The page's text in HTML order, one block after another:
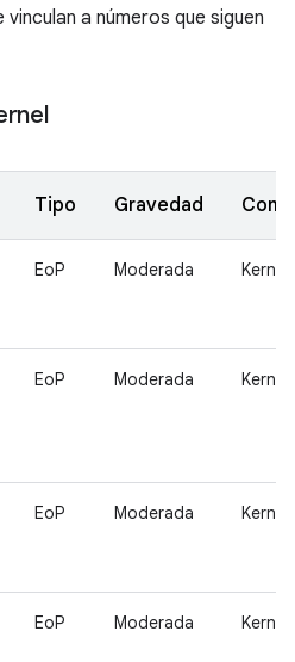
a números que siguen
Tipo Gravedad
EoP Moderada Kernel
EoP Moderada Kernel
EoP Moderada Kernel
EoP Moderada Kernel